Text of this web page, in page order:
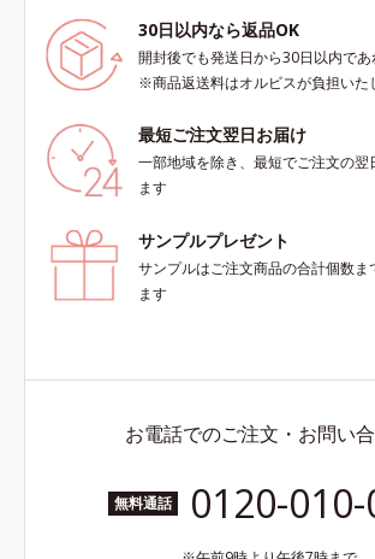
30日以内なら返品OK
開封後でも発送日から30日以内で
※商品返送料はオルビスが負担いた
最短ご注文翌日お届け
一部地域を除き、最短でご注文の翌
ます
サンプルプレゼント
サンプルはご注文商品の合計個数ま
ます
お電話でのご注文・お問い
無料通話 0120-